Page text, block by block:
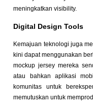
meningkatkan visibility.
Digital Design Tools
Kemajuan teknologi juga
kini dapat menggunakan
mockup jersey mereka
atau bahkan aplikasi
komunitas untuk
memutuskan untuk